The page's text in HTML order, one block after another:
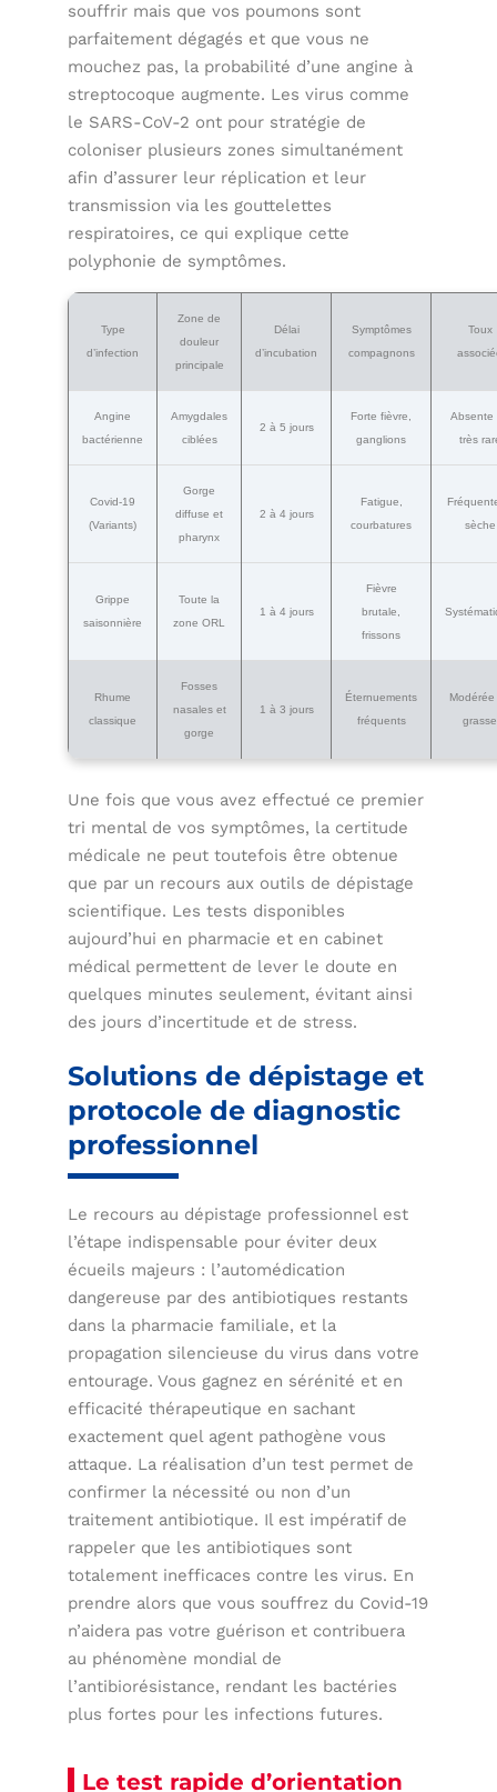
souffrir mais que vos poumons sont
parfaitement dégagés et que vous ne
mouchez pas, la probabilité d’une angine à
streptocoque augmente. Les virus comme
le SARS-CoV-2 ont pour stratégie de
coloniser plusieurs zones simultanément
afin d’assurer leur réplication et leur
transmission via les gouttelettes
respiratoires, ce qui explique cette
polyphonie de symptômes.
Type
d’infection
Zone de
douleur
principale
Délai
d’incubation
Symptômes
compagnons
Toux
Angine
bactérienne
Amygdales
ciblées
2 à 5 jours
Forte fièvre,
ganglions
Absente
très
Covid-19
(Variants)
Gorge
diffuse et
pharynx
2 à 4 jours
Fatigue,
courbatures
sèche
Grippe
saisonnière
Toute la
zone ORL
1 à 4 jours
Fièvre
brutale,
frissons
Rhume
classique
Fosses
nasales et
gorge
1 à 3 jours
Éternuements
fréquents
grasse
Une fois que vous avez effectué ce premier
tri mental de vos symptômes, la certitude
médicale ne peut toutefois être obtenue
que par un recours aux outils de dépistage
scientifique. Les tests disponibles
aujourd’hui en pharmacie et en cabinet
médical permettent de lever le doute en
quelques minutes seulement, évitant ainsi
des jours d’incertitude et de stress.
Solutions de dépistage et
protocole de diagnostic
professionnel
Le recours au dépistage professionnel est
l’étape indispensable pour éviter deux
écueils majeurs : l’automédication
dangereuse par des antibiotiques restants
dans la pharmacie familiale, et la
propagation silencieuse du virus dans votre
entourage. Vous gagnez en sérénité et en
efficacité thérapeutique en sachant
exactement quel agent pathogène vous
attaque. La réalisation d’un test permet de
confirmer la nécessité ou non d’un
traitement antibiotique. Il est impératif de
rappeler que les antibiotiques sont
totalement inefficaces contre les virus. En
prendre alors que vous souffrez du Covid-19
n’aidera pas votre guérison et contribuera
au phénomène mondial de
l’antibiorésistance, rendant les bactéries
plus fortes pour les infections futures.
Le test rapide d’orientation